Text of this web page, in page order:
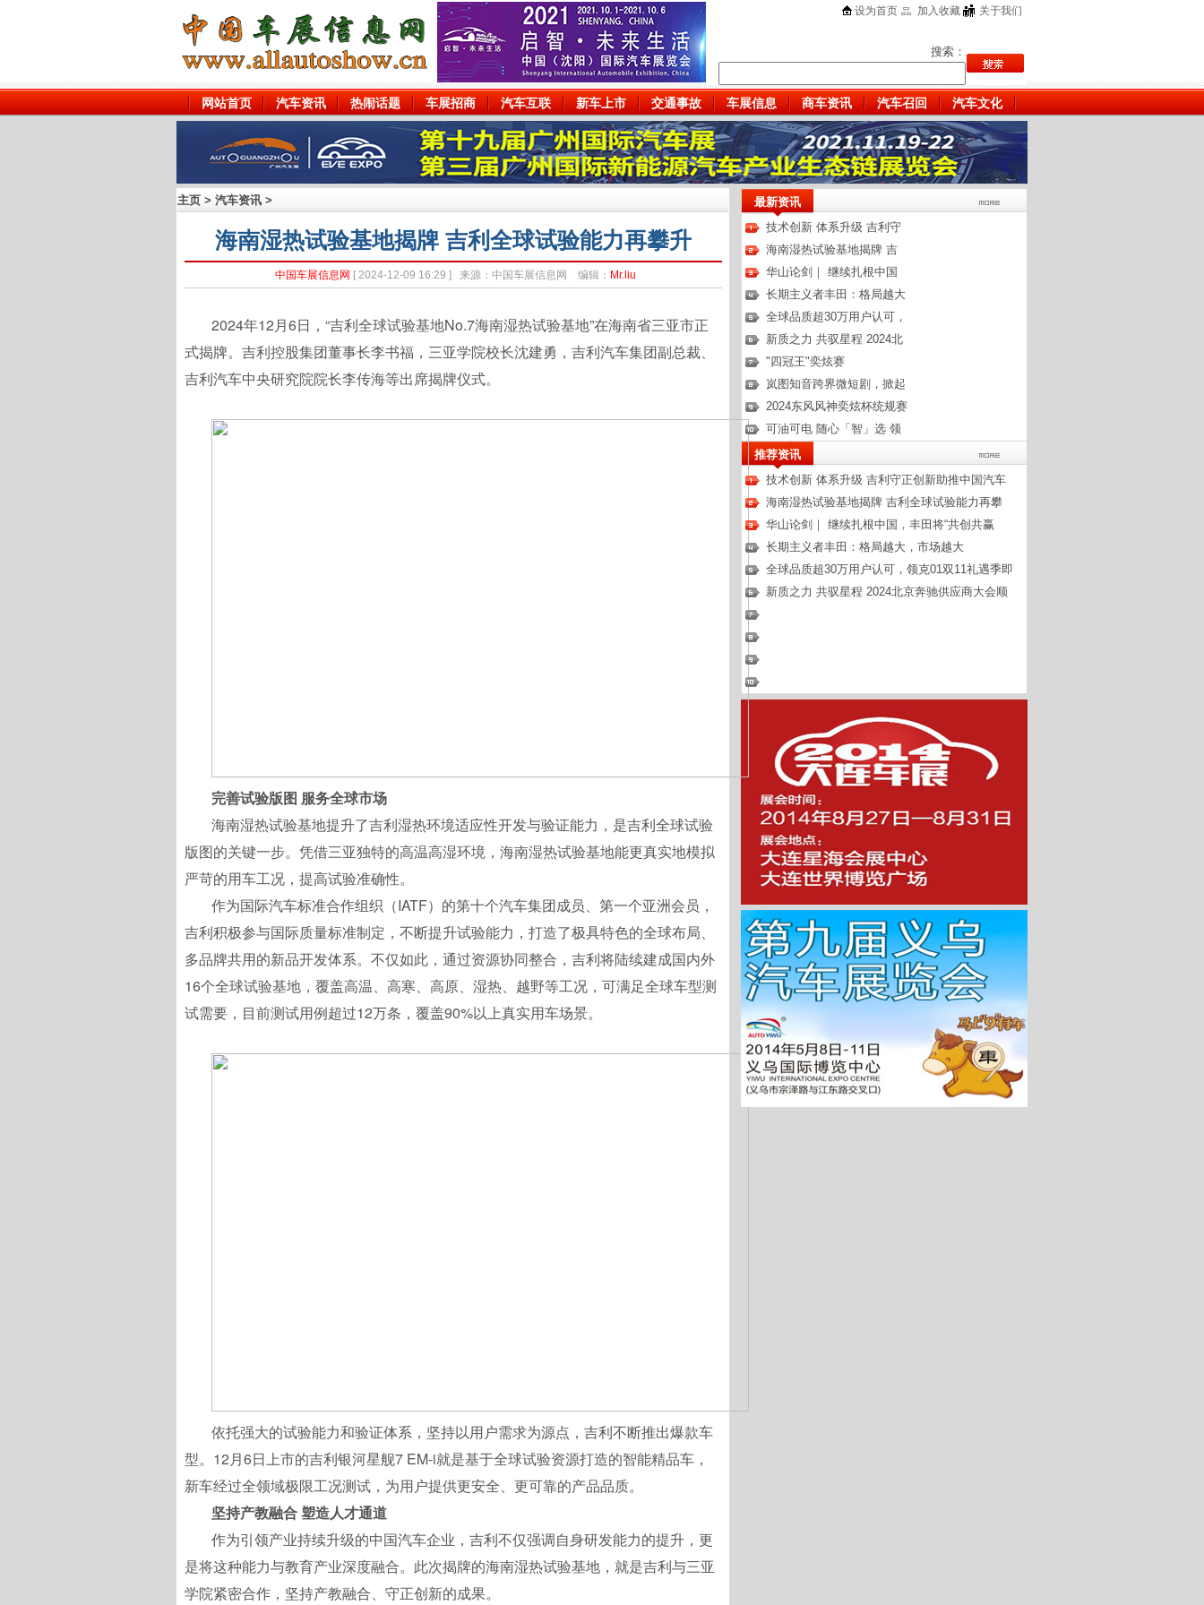
设为首页 加入收藏 关于我们
搜索：
网站首页 汽车资讯 热闹话题 车展招商 汽车互联 新车上市 交通事故 车展信息 商车资讯 汽车召回 汽车文化
主页 > 汽车资讯 >
海南湿热试验基地揭牌 吉利全球试验能力再攀升
中国车展信息网 [ 2024-12-09 16:29 ] 来源：中国车展信息网 编辑： Mr.liu
2024年12月6日，“吉利全球试验基地No.7海南湿热试验基地”在海南省三亚市正
式揭牌。吉利控股集团董事长李书福，三亚学院校长沈建勇，吉利汽车集团副总裁、
吉利汽车中央研究院院长李传海等出席揭牌仪式。
完善试验版图 服务全球市场
海南湿热试验基地提升了吉利湿热环境适应性开发与验证能力，是吉利全球试验
版图的关键一步。凭借三亚独特的高温高湿环境，海南湿热试验基地能更真实地模拟
严苛的用车工况，提高试验准确性。
作为国际汽车标准合作组织（IATF）的第十个汽车集团成员、第一个亚洲会员，
吉利积极参与国际质量标准制定，不断提升试验能力，打造了极具特色的全球布局、
多品牌共用的新品开发体系。不仅如此，通过资源协同整合，吉利将陆续建成国内外
16个全球试验基地，覆盖高温、高寒、高原、湿热、越野等工况，可满足全球车型测
试需要，目前测试用例超过12万条，覆盖90%以上真实用车场景。
依托强大的试验能力和验证体系，坚持以用户需求为源点，吉利不断推出爆款车
型。12月6日上市的吉利银河星舰7 EM-i就是基于全球试验资源打造的智能精品车，
新车经过全领域极限工况测试，为用户提供更安全、更可靠的产品品质。
坚持产教融合 塑造人才通道
作为引领产业持续升级的中国汽车企业，吉利不仅强调自身研发能力的提升，更
是将这种能力与教育产业深度融合。此次揭牌的海南湿热试验基地，就是吉利与三亚
学院紧密合作，坚持产教融合、守正创新的成果。
最新资讯
技术创新 体系升级 吉利守
海南湿热试验基地揭牌 吉
华山论剑｜ 继续扎根中国
长期主义者丰田：格局越大
全球品质超30万用户认可，
新质之力 共驭星程 2024北
"四冠王"奕炫赛
岚图知音跨界微短剧，掀起
2024东风风神奕炫杯统规赛
可油可电 随心「智」选 领
推荐资讯
技术创新 体系升级 吉利守正创新助推中国汽车
海南湿热试验基地揭牌 吉利全球试验能力再攀
华山论剑｜ 继续扎根中国，丰田将“共创共赢
长期主义者丰田：格局越大，市场越大
全球品质超30万用户认可，领克01双11礼遇季即
新质之力 共驭星程 2024北京奔驰供应商大会顺